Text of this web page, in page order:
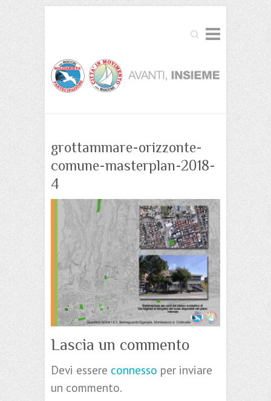
Cerca
grottammare-orizzonte-
comune-masterplan-2018-
4
Lascia un commento
Devi essere connesso per inviare
un commento.